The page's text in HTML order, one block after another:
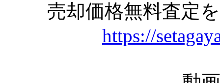
売却価格無料査定
https://